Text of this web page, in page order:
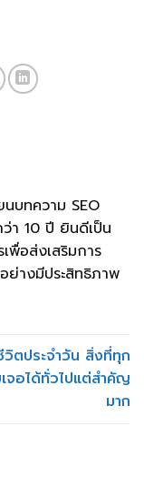
บทความ SEO
า 10 ปี ยินดีเป็น
พื่อส่งเสริมการ
ย่างมีประสิทธิภาพ
วิตประจำวัน สิ่งที่ทุก
จอได้ทั่วไปแต่สำคัญ
มาก